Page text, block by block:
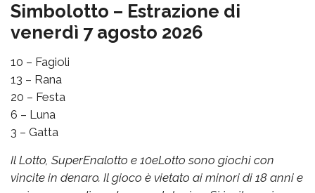
Simbolotto – Estrazione di
venerdì 7 agosto 2026
10 – Fagioli
13 – Rana
20 – Festa
6 – Luna
3 – Gatta
Il Lotto, SuperEnalotto e 10eLotto sono giochi con
vincite in denaro. Il gioco è vietato ai minori di 18 anni e